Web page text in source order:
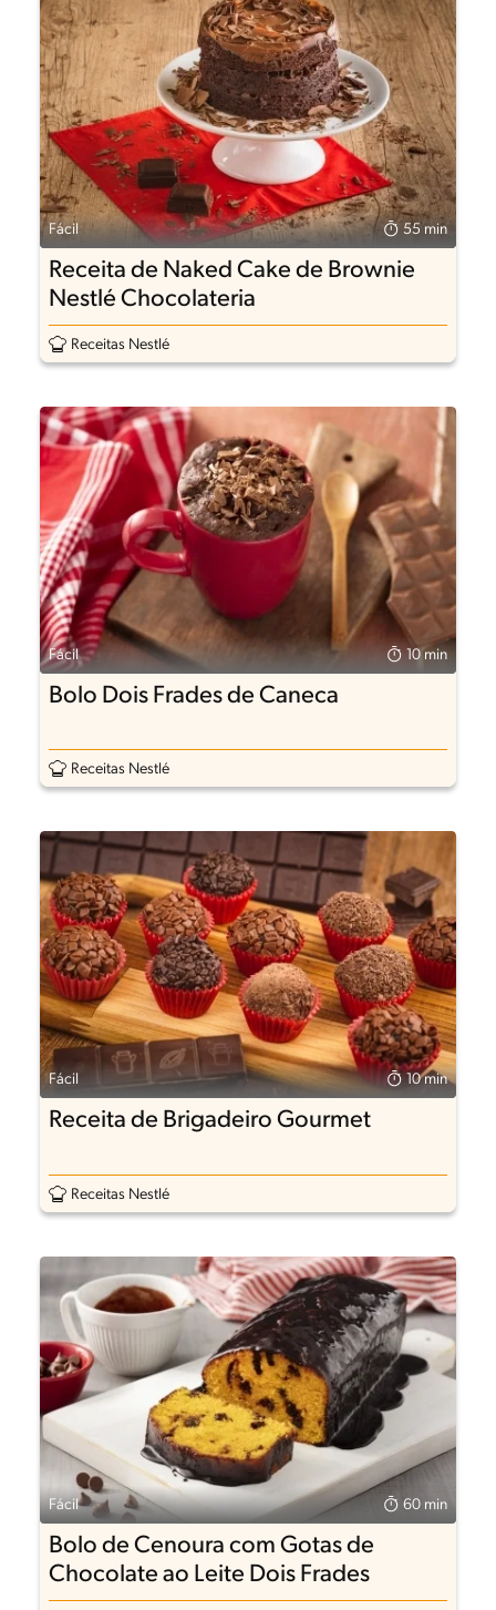
Fácil 55 min
Receita de Naked Cake de Brownie
Nestlé Chocolateria
Receitas Nestlé
Fácil 10 min
Bolo Dois Frades de Caneca
Receitas Nestlé
Fácil 10 min
Receita de Brigadeiro Gourmet
Receitas Nestlé
Fácil 60 min
Bolo de Cenoura com Gotas de
Chocolate ao Leite Dois Frades